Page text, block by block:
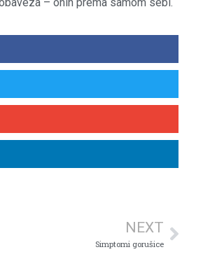
NEXT
Simptomi gorušice